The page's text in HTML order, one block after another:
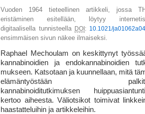
Vuoden 1964 tieteellinen artikkeli, jossa
eristäminen esitellään, löytyy
digitaalisella tunnisteella DOI : 10.1021/
ensimmäisen sivun näkee ilmaiseksi.
Raphael Mechoulam on keskittynyt
kannabinoidien ja endo­kannabinoidien
muk­seen. Katso­taan ja kuunnellaan, mitä
elämäntyöstään
kannabinoiditutkimuksen
kertoo aiheesta. Väliotsikot toimivat
haas­tat­te­lui­hin ja artikkeleihin.